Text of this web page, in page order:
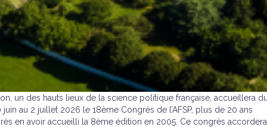
un des hauts lieux de la science politique française, accueillera
juin au 2 juillet 2026 le 18ème Congrès de l’AFSP, plus de 20 ans
en avoir accueilli la 8ème édition en 2005. Ce congrès accordera